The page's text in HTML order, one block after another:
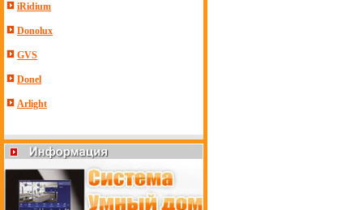
iRidium
Donolux
GVS
Donel
Arlight